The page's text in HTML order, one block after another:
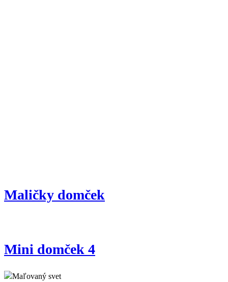
Maličky domček
Mini domček 4